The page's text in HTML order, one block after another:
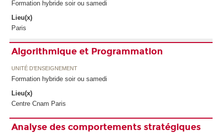
Formation hybride soir ou samedi
Lieu(x)
Paris
Algorithmique et Programmation
UNITÉ D’ENSEIGNEMENT
Formation hybride soir ou samedi
Lieu(x)
Centre Cnam Paris
Analyse des comportements stratégiques